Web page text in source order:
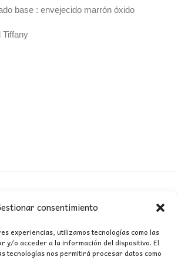
consentimiento
experiencias, utilizamos tecnologías como las
y/o acceder a la información del dispositivo. El
tecnologías nos permitirá procesar datos como
base : envejecido marrón óxido
Tiffany